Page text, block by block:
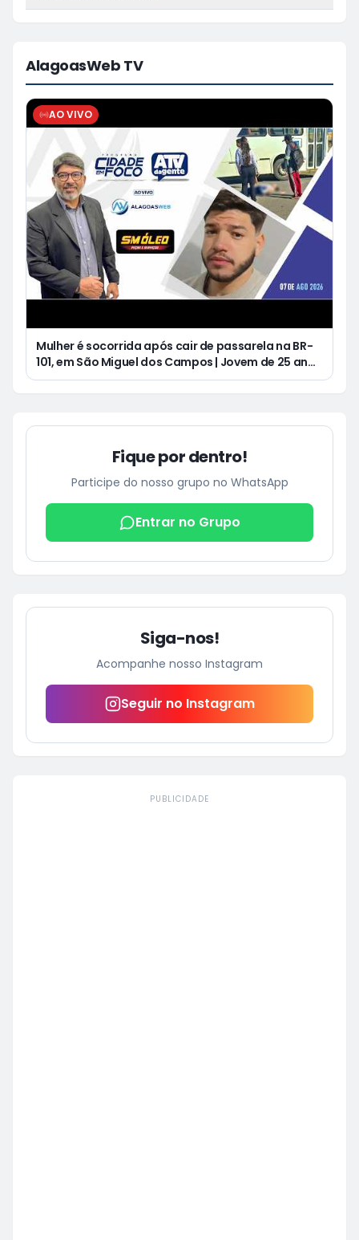
AlagoasWeb TV
AO VIVO
Mulher é socorrida após cair de passarela na BR-
101, em São Miguel dos Campos | Jovem de 25 anos
morre após acidente de moto no Distrito
Fique por dentro!
Participe do nosso grupo no WhatsApp
Entrar no Grupo
Siga-nos!
Acompanhe nosso Instagram
Seguir no Instagram
PUBLICIDADE